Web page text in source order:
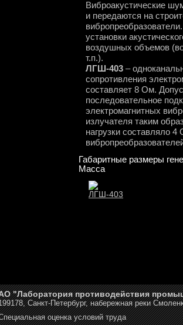
Виброакустические
и передаются на
установки
воздушных объемов
т.п.).
ЛГШ-403 –
сопротивления
составляет 8 Ом.
последовательное
электромагнитных
излучателя таким
нагрузки составляло
Габаритные размеры
Масса
"Лаборатория противодействия
Санкт-Петербург, набережная реки
оценка условий труда